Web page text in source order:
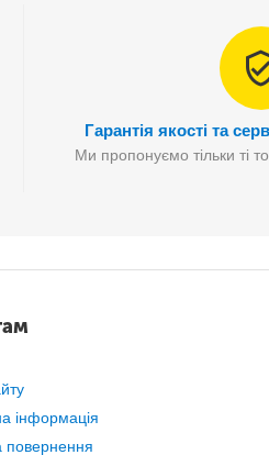
для яєць містить від 13-
Гарантія якості та
Ми пропонуємо тільки ті
інформація
повернення